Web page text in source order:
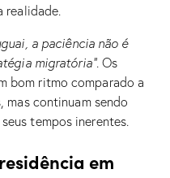
realidade.
a paciência não é
migratória”. Os
bom ritmo comparado a
mas continuam sendo
tempos inerentes.
em